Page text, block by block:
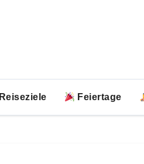
Reiseziele Feiertage